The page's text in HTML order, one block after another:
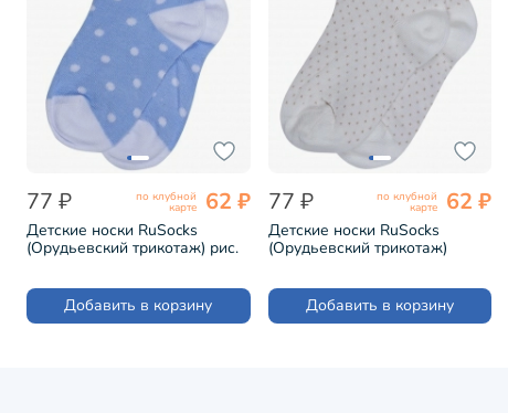
77 ₽ по клубной
карте 62 ₽
Детские носки RuSocks
(Орудьевский трикотаж) рис.
Добавить в корзину
77 ₽ по клубной
карте 62 ₽
Детские носки RuSocks
(Орудьевский трикотаж)
Добавить в корзину